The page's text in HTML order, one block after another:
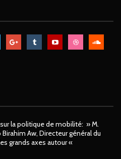
la politique de mobilité: » M.
Aw, Directeur général du
grands axes autour «